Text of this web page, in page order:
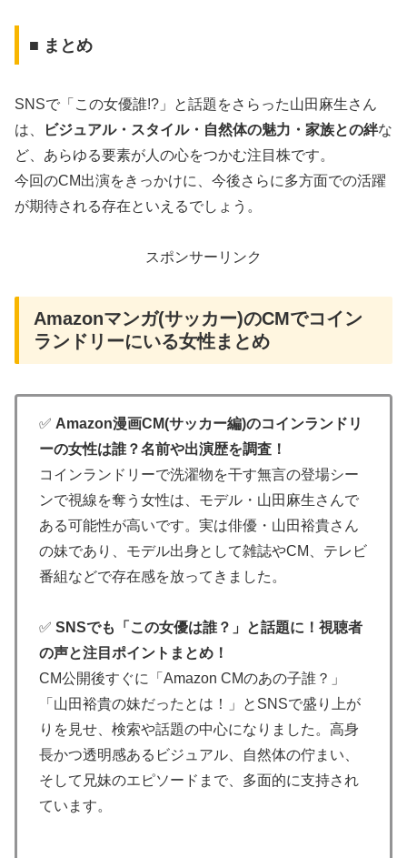
■ まとめ
SNSで「この女優誰!?」と話題をさらった山田麻生さん
は、
ビジュアル・スタイル・自然体の魅力・家族との絆な
ど、あらゆる要素が人の心をつかむ注目株です。
今回のCM出演をきっかけに、今後さらに多方面での活躍
が期待される存在といえるでしょう。
スポンサーリンク
Amazonマンガ(サッカー)のCMでコイン
ランドリーにいる女性まとめ
✅ Amazon漫画CM(サッカー編)のコインランドリ
ーの女性は誰？名前や出演歴を調査！
コインランドリーで洗濯物を干す無言の登場シー
ンで視線を奪う女性は、モデル・山田麻生さんで
ある可能性が高いです。実は俳優・山田裕貴さん
の妹であり、モデル出身として雑誌やCM、テレビ
番組などで存在感を放ってきました。
✅ SNSでも「この女優は誰？」と話題に！視聴者
の声と注目ポイントまとめ！
CM公開後すぐに「Amazon CMのあの子誰？」
「山田裕貴の妹だったとは！」とSNSで盛り上が
りを見せ、検索や話題の中心になりました。高身
長かつ透明感あるビジュアル、自然体の佇まい、
そして兄妹のエピソードまで、多面的に支持され
ています。